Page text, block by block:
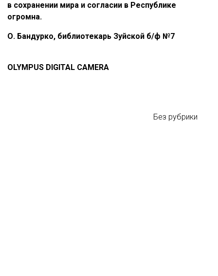
в сохранении мира и согласии в Республике
огромна.
О. Бандурко, библиотекарь Зуйской б/ф №7
OLYMPUS DIGITAL CAMERA
Без рубрики